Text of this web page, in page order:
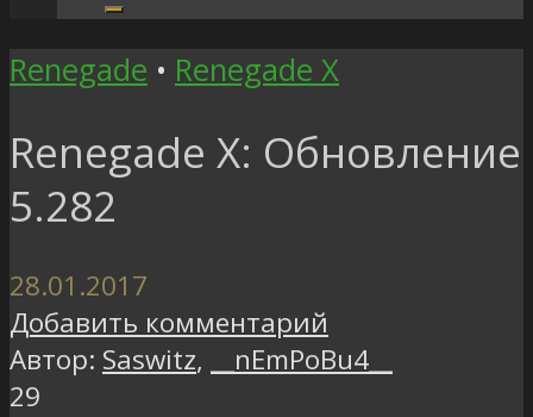
Renegade • Renegade X
Renegade X: Обновление
5.282
28.01.2017
Добавить комментарий
Автор: Saswitz,
__nEmPoBu4__
29